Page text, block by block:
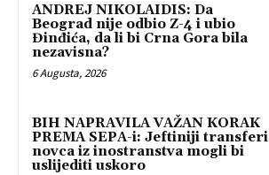
ANDREJ NIKOLAIDIS: Da
Beograd nije odbio Z-4 i ubio
Đinđića, da li bi Crna Gora bila
nezavisna?
6 Augusta, 2026
BIH NAPRAVILA VAŽAN KORAK
PREMA SEPA-i: Jeftiniji transferi
novca iz inostranstva mogli bi
uslijediti uskoro